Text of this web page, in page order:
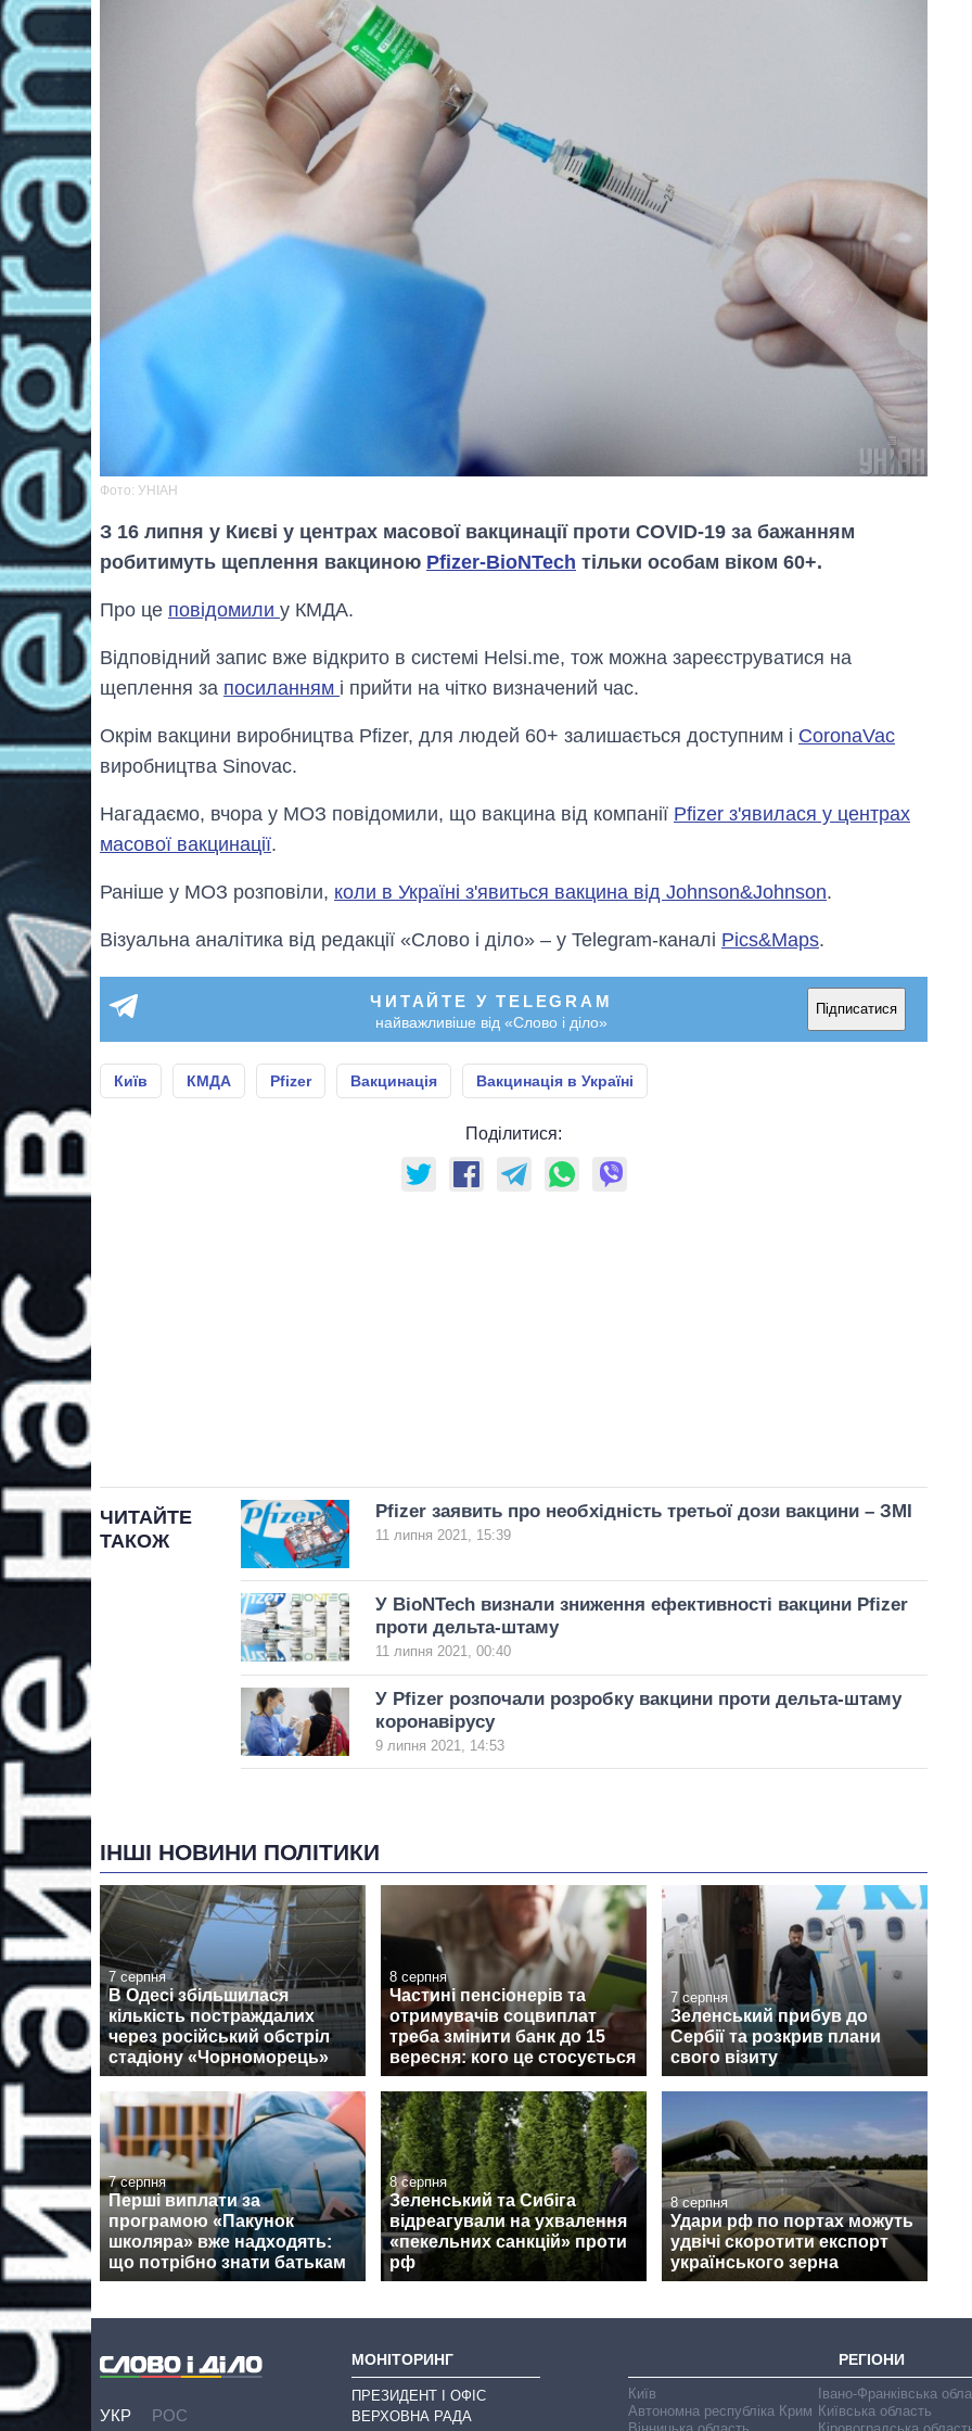
Фото: УНІАН
З 16 липня у Києві у центрах масової вакцинації проти COVID-19 за бажанням
робитимуть щеплення вакциною Pfizer-BioNTech тільки особам віком 60+.
Про це повідомили у КМДА.
Відповідний запис вже відкрито в системі Helsi.me, тож можна зареєструватися на
щеплення за посиланням і прийти на чітко визначений час.
Окрім вакцини виробництва Pfizer, для людей 60+ залишається доступним і CoronaVac
виробництва Sinovac.
Нагадаємо, вчора у МОЗ повідомили, що вакцина від компанії Pfizer з'явилася у центрах
масової вакцинації.
Раніше у МОЗ розповіли, коли в Україні з'явиться вакцина від Johnson&Johnson.
Візуальна аналітика від редакції «Слово і діло» – у Telegram-каналі Pics&Maps.
ЧИТАЙТЕ У TELEGRAM
найважливіше від «Слово і діло»
Підписатися
Київ КМДА Pfizer Вакцинація Вакцинація в Україні
Поділитися:
ЧИТАЙТЕ
ТАКОЖ
Pfizer заявить про необхідність третьої дози вакцини – ЗМІ
11 липня 2021, 15:39
У BioNTech визнали зниження ефективності вакцини Pfizer
проти дельта-штаму
11 липня 2021, 00:40
У Pfizer розпочали розробку вакцини проти дельта-штаму
коронавірусу
9 липня 2021, 14:53
ІНШІ НОВИНИ ПОЛІТИКИ
7 серпня
В Одесі збільшилася
кількість постраждалих
через російський обстріл
стадіону «Чорноморець»
8 серпня
Частині пенсіонерів та
отримувачів соцвиплат
треба змінити банк до 15
вересня: кого це стосується
7 серпня
Зеленський прибув до
Сербії та розкрив плани
свого візиту
7 серпня
Перші виплати за
програмою «Пакунок
школяра» вже надходять:
що потрібно знати батькам
8 серпня
Зеленський та Сибіга
відреагували на ухвалення
«пекельних санкцій» проти
рф
8 серпня
Удари рф по портах можуть
удвічі скоротити експорт
українського зерна
Вісім масованих
за літо: Київ та
головною ціллю
рф
УКР РОС
МОНІТОРИНГ
ПРЕЗИДЕНТ І ОФІС
ВЕРХОВНА РАДА
РЕГІОНИ
Київ
Автономна республіка Крим
Івано-Франківська
Київська область